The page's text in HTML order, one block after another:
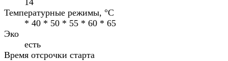
Температурные режимы, °C
* 40 * 50 * 55 * 60 * 65
Эко
есть
Время отсрочки старта